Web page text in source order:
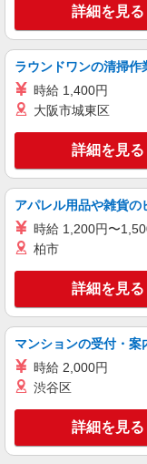
コンパスグループ・
調
円〜
合
キープ
そんぽの家 成城南
調
給
た
す
向
6
は
キープ
アルバイト パート
コンパスグループ・ジ
調
(試用期間2
詳細を見る
ラウンドワンの清掃作
時給 1,400円
大阪市城東区
詳細を見る
アパレル用品や雑貨の
時給 1,200円〜
柏市
詳細を見る
マンションの受付・案
時給 2,000円
渋谷区
詳細を見る